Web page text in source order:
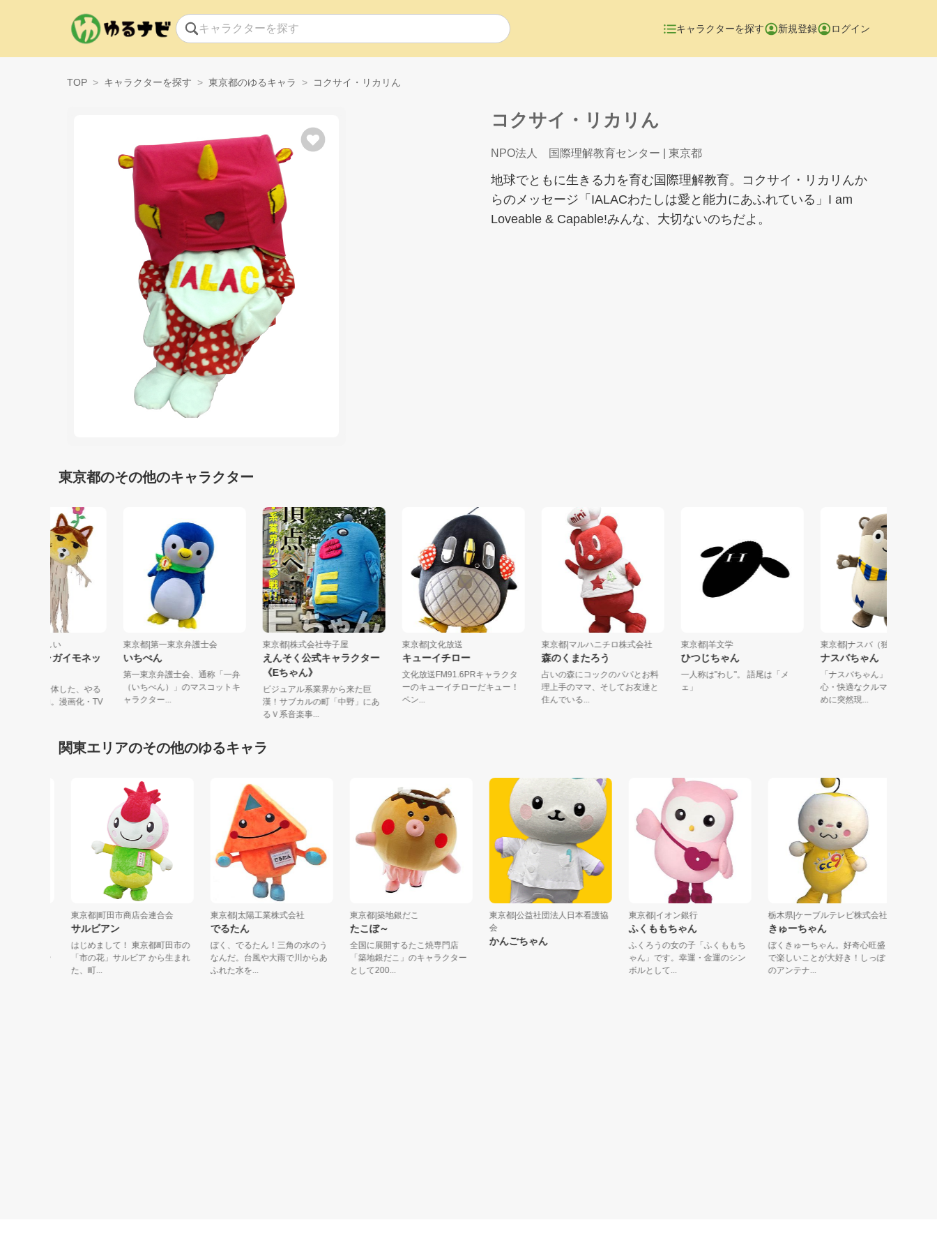
キャラクターを探す 新規登録 ログイン
TOP キャラクターを探す 東京都のゆるキャラ コクサイ・リカリん
コクサイ・リカリん
NPO法人 国際理解教育センター | 東京都
地球でともに生きる力を育む国際理解教育。コクサイ・リカリんか
らのメッセージ「IALACわたしは愛と能力にあふれている」I am
Loveable & Capable!みんな、大切ないのちだよ。
東京都のその他のキャラクター
東京都|小学館らしい
ネッコロ／ジャガイモネッ
ネコと根っこが合体した、やる
気の無い謎の生物。漫画化・TV
東京都|第一東京弁護士会
いちぺん
第一東京弁護士会、通称「一弁
（いちべん）」のマスコットキ
ャラクター...
東京都|株式会社寺子屋
えんそく公式キャラクター
《Eちゃん》
ビジュアル系業界から来た巨
漢！サブカルの町「中野」にあ
るＶ系音楽事...
東京都|文化放送
キューイチロー
文化放送FM91.6PRキャラクタ
ーのキューイチローだキュー！
ペン...
東京都|マルハニチロ株式会社
森のくまたろう
占いの森にコックのパパとお料
理上手のママ、そしてお友達と
住んでいる...
東京都|羊文学
ひつじちゃん
一人称は"わし"。 語尾は「メ
東京都|ナスバ（独立行政
ナスバちゃん
「ナスバちゃん」は、安
心・快適なクルマ社会を
めに突然現...
関東エリアのその他のゆるキャラ
東京都|町田市商店会連合会
サルビアン
はじめまして！ 東京都町田市の
「市の花」サルビア から生まれ
た、町...
東京都|太陽工業株式会社
でるたん
ぼく、でるたん！三角の水のう
なんだ。台風や大雨で川からあ
ふれた水を...
東京都|築地銀だこ
たこぼ～
全国に展開するたこ焼専門店
「築地銀だこ」のキャラクター
として200...
東京都|公益社団法人日本看護協
かんごちゃん
東京都|イオン銀行
ふくももちゃん
ふくろうの女の子「ふくももち
ゃん」です。幸運・金運のシン
ボルとして...
栃木県|ケーブルテレビ株式会社
きゅーちゃん
ぼくきゅーちゃん。好奇心旺盛
で楽しいことが大好き！しっぽ
のアンテナ...